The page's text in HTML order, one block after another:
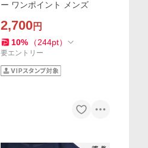
ー ワンポイント メンズ
2,700円
10% （244pt）
要エントリー